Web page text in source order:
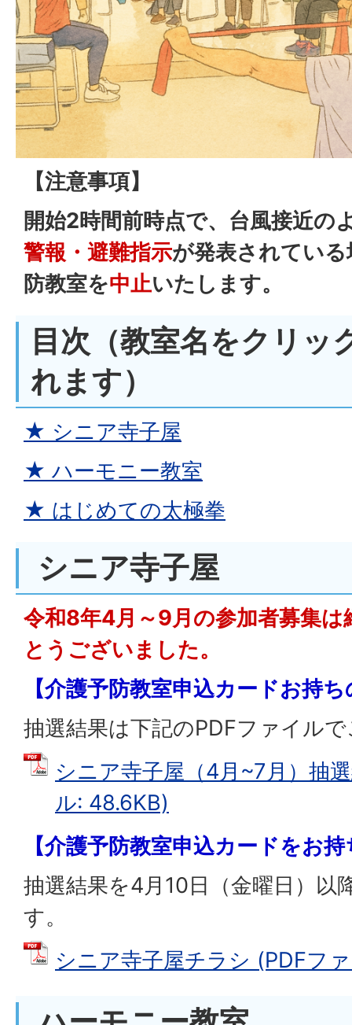
【注意事項】
開始2時間前時点で、台風接近の
警報・避難指示が発表されてい
防教室を中止いたします。
目次（教室名をクリッ
れます）
★ シニア寺子屋
★ ハーモニー教室
★ はじめての太極拳
シニア寺子屋
令和8年4月～9月の参加者募集
とうございました。
【介護予防教室申込カードお持
抽選結果は下記のPDFファイル
シニア寺子屋（4月~7月）抽
ル: 48.6KB)
【介護予防教室申込カードをお
抽選結果を4月10日（金曜日）以
す。
シニア寺子屋チラシ (PDFフ